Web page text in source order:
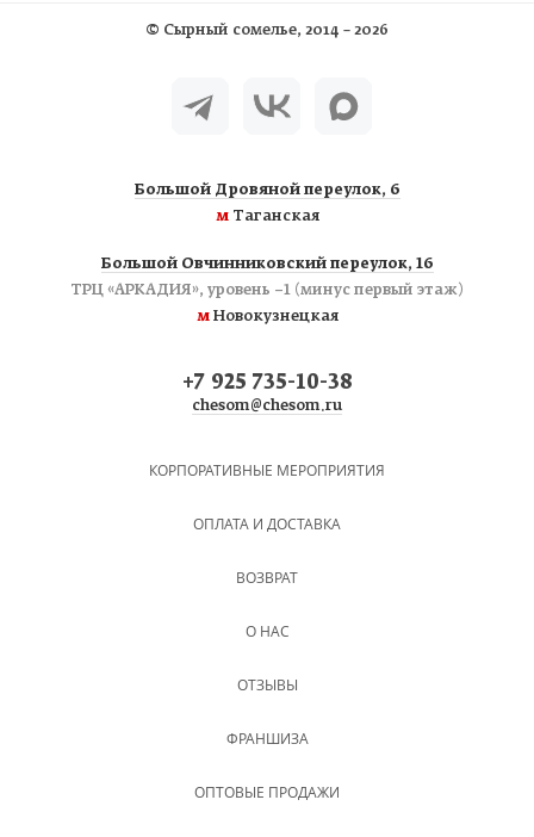
© Сырный сомелье, 2014 – 2026
Большой Дровяной переулок, 6
мТаганская
Большой Овчинниковский переулок, 16
ТРЦ «АРКАДИЯ», уровень −1 (минус первый этаж)
мНовокузнецкая
+7 925 735-10-38
chesom@chesom.ru
КОРПОРАТИВНЫЕ МЕРОПРИЯТИЯ
ОПЛАТА И ДОСТАВКА
ВОЗВРАТ
О НАС
ОТЗЫВЫ
ФРАНШИЗА
ОПТОВЫЕ ПРОДАЖИ